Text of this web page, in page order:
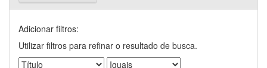
Adicionar filtros:
Utilizar filtros para refinar o resultado de busca.